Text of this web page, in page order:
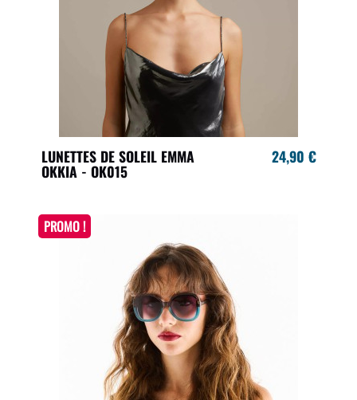
LUNETTES DE SOLEIL EMMA
OKKIA - OK015
24,90 €
PROMO !